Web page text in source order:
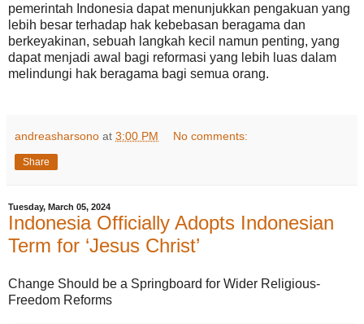
pemerintah Indonesia dapat menunjukkan pengakuan yang
lebih besar terhadap hak kebebasan beragama dan
berkeyakinan, sebuah langkah kecil namun penting, yang
dapat menjadi awal bagi reformasi yang lebih luas dalam
melindungi hak beragama bagi semua orang.
andreasharsono at 3:00 PM No comments:
Share
Tuesday, March 05, 2024
Indonesia Officially Adopts Indonesian
Term for ‘Jesus Christ’
Change Should be a Springboard for Wider Religious-
Freedom Reforms